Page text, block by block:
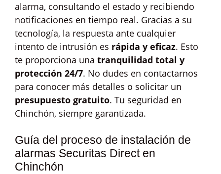
alarma, consultando el estado y recibiendo
notificaciones en tiempo real. Gracias a su
tecnología, la respuesta ante cualquier
intento de intrusión es rápida y eficaz. Esto
te proporciona una tranquilidad total y
protección 24/7. No dudes en contactarnos
para conocer más detalles o solicitar un
presupuesto gratuito. Tu seguridad en
Chinchón, siempre garantizada.
Guía del proceso de instalación de
alarmas Securitas Direct en
Chinchón